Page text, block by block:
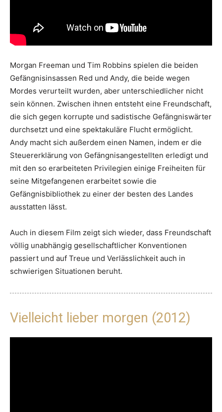
Morgan Freeman und Tim Robbins spielen die beiden
Gefängnisinsassen Red und Andy, die beide wegen
Mordes verurteilt wurden, aber unterschiedlicher nicht
sein können. Zwischen ihnen entsteht eine Freundschaft,
die sich gegen korrupte und sadistische Gefängniswärter
durchsetzt und eine spektakuläre Flucht ermöglicht.
Andy macht sich außerdem einen Namen, indem er die
Steuererklärung von Gefängnisangestellten erledigt und
mit den so erarbeiteten Privilegien einige Freiheiten für
seine Mitgefangenen erarbeitet sowie die
Gefängnisbibliothek zu einer der besten des Landes
ausstatten lässt.
Auch in diesem Film zeigt sich wieder, dass Freundschaft
völlig unabhängig gesellschaftlicher Konventionen
passiert und auf Treue und Verlässlichkeit auch in
schwierigen Situationen beruht.
Vielleicht lieber morgen (2012)